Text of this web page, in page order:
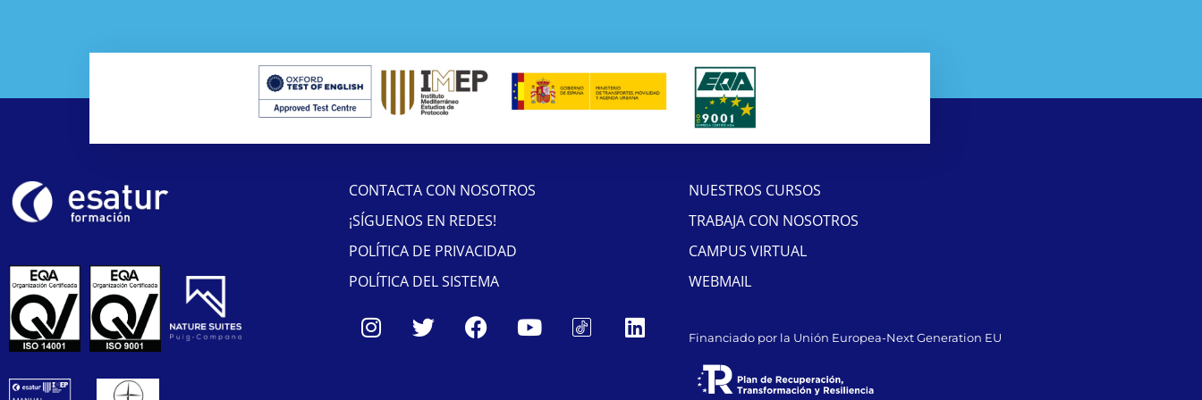
CONTACTA CON NOSOTROS
¡SÍGUENOS EN REDES!
POLÍTICA DE PRIVACIDAD
POLÍTICA DEL SISTEMA
NUESTROS CURSOS
TRABAJA CON NOSOTROS
CAMPUS VIRTUAL
WEBMAIL
Financiado por la Unión Europea-Next Generation EU